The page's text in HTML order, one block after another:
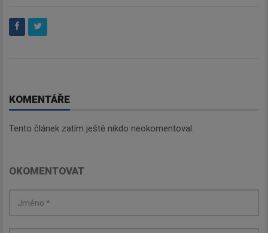
KOMENTÁŘE
Tento článek zatím ještě nikdo neokomentoval.
OKOMENTOVAT